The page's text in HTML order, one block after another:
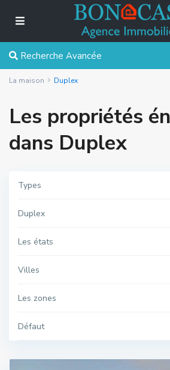
Recherche Avancée
La maison Duplex
Les propriétés
dans Duplex
Types
Duplex
Les états
Villes
Les zones
Défaut